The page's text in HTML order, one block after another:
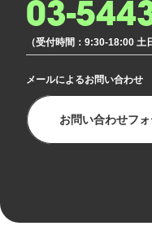
03-
（受付時間：9:30-18:00 土
メールによるお問い合わせ
お問い合わせフ